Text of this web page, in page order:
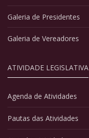
Galeria de Presidentes
Galeria de Vereadores
ATIVIDADE LEGISLATIVA
Agenda de Atividades
Pautas das Atividades